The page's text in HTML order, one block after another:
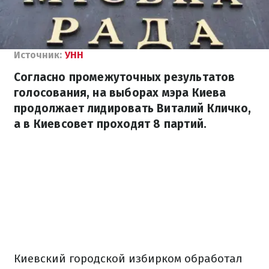
Источник: УНН
Согласно промежуточных результатов
голосования, на выборах мэра Киева
продолжает лидировать Виталий Кличко,
а в Киевсовет проходят 8 партий.
Киевский городской избирком обработал